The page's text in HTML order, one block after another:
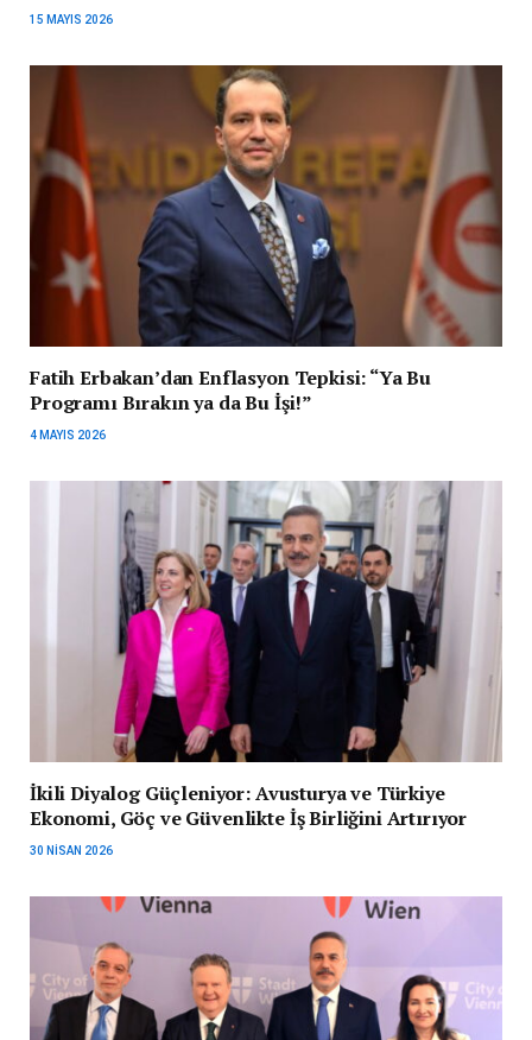
15 MAYIS 2026
Fatih Erbakan’dan Enflasyon Tepkisi: “Ya Bu
Programı Bırakın ya da Bu İşi!”
4 MAYIS 2026
İkili Diyalog Güçleniyor: Avusturya ve Türkiye
Ekonomi, Göç ve Güvenlikte İş Birliğini Artırıyor
30 NISAN 2026